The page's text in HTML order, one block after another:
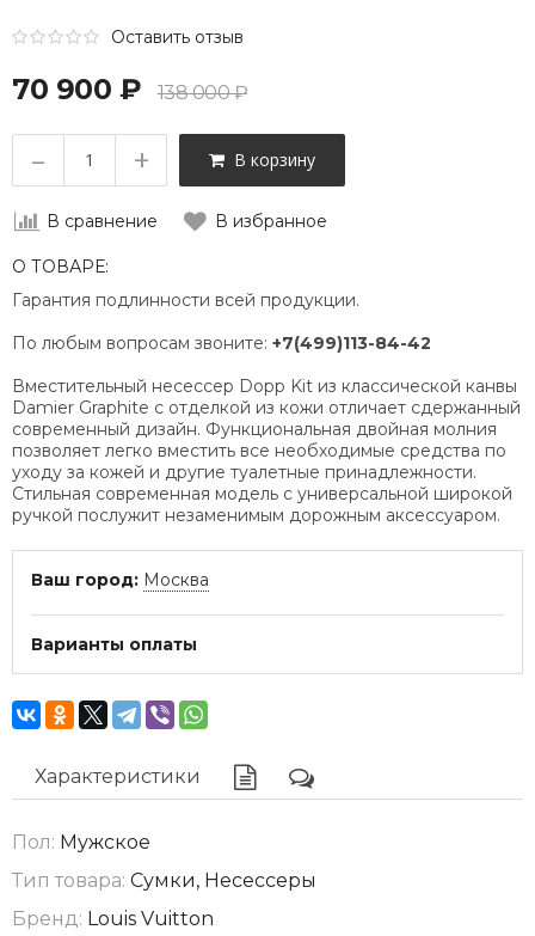
Оставить отзыв
70 900 ₽ 138 000 ₽
– + В корзину
В сравнение В избранное
О ТОВАРЕ:
Гарантия подлинности всей продукции.
По любым вопросам звоните: +7(499)113-84-42
Вместительный несессер Dopp Kit из классической канвы
Damier Graphite c отделкой из кожи отличает сдержанный
современный дизайн. Функциональная двойная молния
позволяет легко вместить все необходимые средства по
уходу за кожей и другие туалетные принадлежности.
Стильная современная модель с универсальной широкой
ручкой послужит незаменимым дорожным аксессуаром.
Ваш город: Москва
Варианты оплаты
Характеристики
Пол: Мужское
Тип товара: Сумки, Несессеры
Бренд: Louis Vuitton